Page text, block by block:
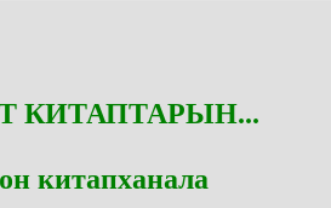
КИТАПТАРЫН...
китапханала